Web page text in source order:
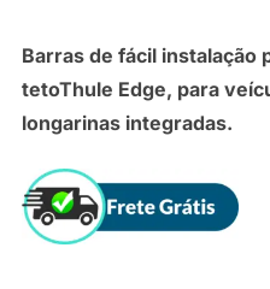
Barras de fácil instalação
tetoThule Edge, para
longarinas integradas.